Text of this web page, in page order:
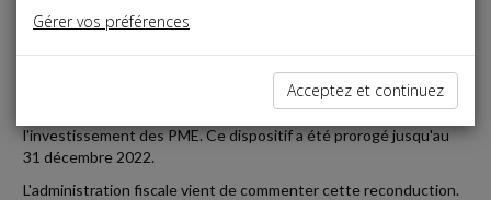
Date: 2021-11-23
EXONÉRATION FACULTATIVE DE CFE
Les communes peuvent adopter une exonération de cotisation
foncière des entreprises ou CFE dans les zones d'aide à
l'investissement des PME. Ce dispositif a été prorogé jusqu'au
31 décembre 2022.
L'administration fiscale vient de commenter cette reconduction.
Gérer vos préférences
Acceptez et continuez